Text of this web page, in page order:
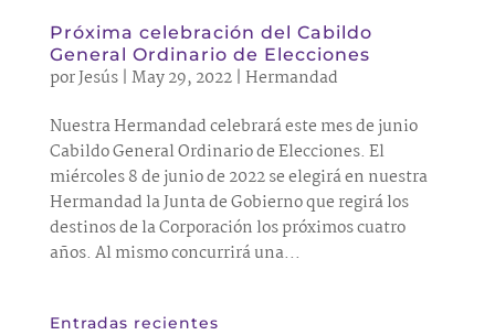
Próxima celebración del Cabildo
General Ordinario de Elecciones
porJesús| May 29, 2022| Hermandad
Nuestra Hermandad celebrará este mes de junio
Cabildo General Ordinario de Elecciones. El
miércoles 8 de junio de 2022 se elegirá en nuestra
Hermandad la Junta de Gobierno que regirá los
destinos de la Corporación los próximos cuatro
años. Al mismo concurrirá una...
Entradas recientes